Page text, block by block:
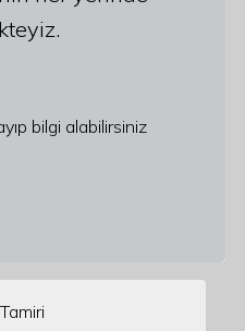
bilgi alabilirsiniz